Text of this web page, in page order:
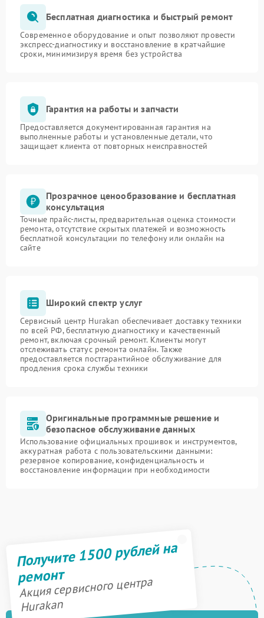
Бесплатная диагностика и быстрый ремонт
Современное оборудование и опыт позволяют провести
экспресс-диагностику и восстановление в кратчайшие
сроки, минимизируя время без устройства
Гарантия на работы и запчасти
Предоставляется документированная гарантия на
выполненные работы и установленные детали, что
защищает клиента от повторных неисправностей
Прозрачное ценообразование и бесплатная
консультация
Точные прайс-листы, предварительная оценка стоимости
ремонта, отсутствие скрытых платежей и возможность
бесплатной консультации по телефону или онлайн на
сайте
Широкий спектр услуг
Сервисный центр Hurakan обеспечивает доставку техники
по всей РФ, бесплатную диагностику и качественный
ремонт, включая срочный ремонт. Клиенты могут
отслеживать статус ремонта онлайн. Также
предоставляется постгарантийное обслуживание для
продления срока службы техники
Оригинальные программные решение и
безопасное обслуживание данных
Использование официальных прошивок и инструментов,
аккуратная работа с пользовательскими данными:
резервное копирование, конфиденциальность и
восстановление информации при необходимости
Получите 1500 рублей на
ремонт
Акция сервисного центра
Hurakan